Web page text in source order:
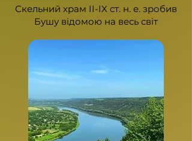
Скельний храм II-IX ст. н. е. зробив
Бушу відомою на весь світ